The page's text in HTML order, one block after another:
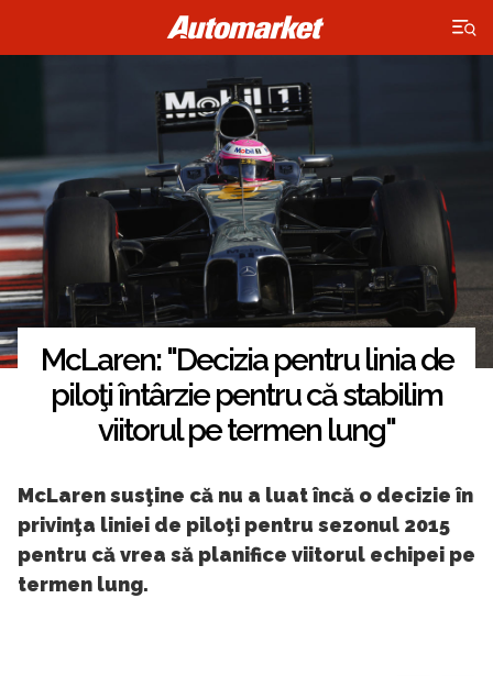
×
McLaren: "Decizia pentru linia de
piloţi întârzie pentru că stabilim
viitorul pe termen lung"
McLaren susţine că nu a luat încă o decizie în
privinţa liniei de piloţi pentru sezonul 2015
pentru că vrea să planifice viitorul echipei pe
termen lung.